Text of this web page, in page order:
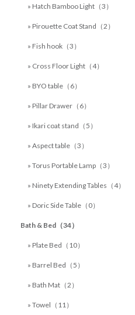
» Hatch Bamboo Light（3）
» Pirouette Coat Stand（2）
» Fish hook（3）
» Cross Floor Light（4）
» BYO table（6）
» Pillar Drawer（6）
» Ikari coat stand（5）
» Aspect table（3）
» Torus Portable Lamp（3）
» Ninety Extending Tables（4）
» Doric Side Table（0）
Bath & Bed（34）
» Plate Bed（10）
» Barrel Bed（5）
» Bath Mat（2）
» Towel（11）